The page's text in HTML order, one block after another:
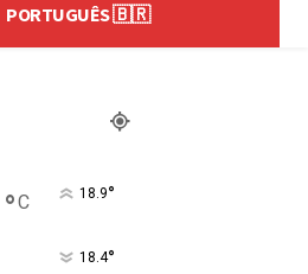
PORTUGUÊS 🇧🇷
°C 18.9°
18.4°